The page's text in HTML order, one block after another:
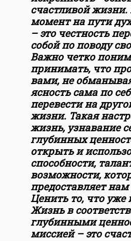
счастливой
момент на пути
– это честность
собой по поводу
Важно четко
принимать, что
вами, не
ясность сама по
перевести на
жизни. Такая
жизнь, узнавание
глубинных
открыть и
способности,
возможности,
предоставляет нам
Ценить то, что уже
Жизнь в
глубинными
миссией – это